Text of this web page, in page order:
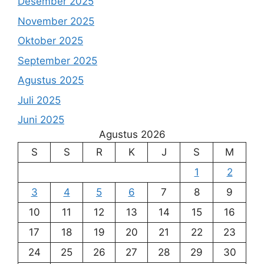
November 2025
Oktober 2025
September 2025
Agustus 2025
Juli 2025
Juni 2025
Agustus 2026
S
S R K J S
M
1
2
3
4 5 6 7 8
9
10
11 12 13 14 15
16
17
18 19 20 21 22
23
24
25 26 27 28 29
30